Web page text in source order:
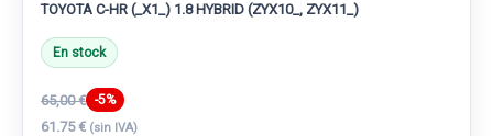
TOYOTA C-HR (_X1_) 1.8 HYBRID (ZYX10_, ZYX11_)
En stock
65,00 € -5%
61.75 € (sin IVA)